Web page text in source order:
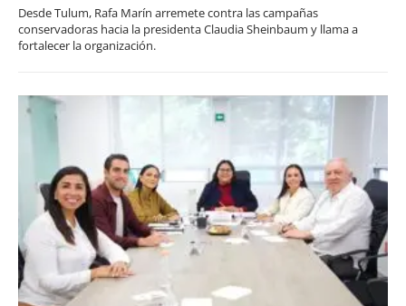
Desde Tulum, Rafa Marín arremete contra las campañas
conservadoras hacia la presidenta Claudia Sheinbaum y llama a
fortalecer la organización.